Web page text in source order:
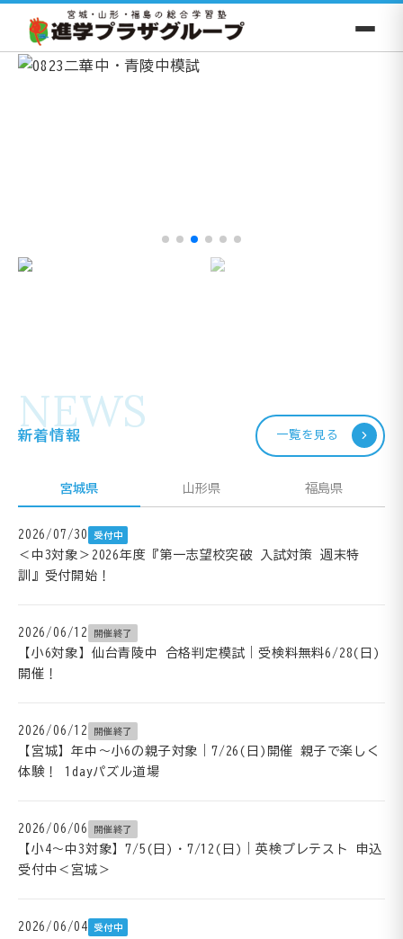
NEWS
新着情報 一覧を見る
宮城県 山形県 福島県
2026/07/30 受付中
＜中3対象＞2026年度『第一志望校突破 入試対策 週末特
訓』受付開始！
2026/06/12 開催終了
【小6対象】仙台青陵中 合格判定模試｜受検料無料6/28(日)
開催！
2026/06/12 開催終了
【宮城】年中～小6の親子対象｜7/26(日)開催 親子で楽しく
体験！ 1dayパズル道場
2026/06/06 開催終了
【小4～中3対象】7/5(日)・7/12(日)｜英検プレテスト 申込
受付中＜宮城＞
2026/06/04 受付中